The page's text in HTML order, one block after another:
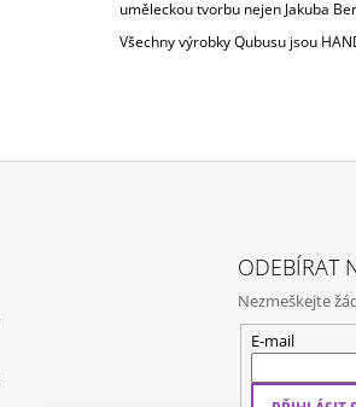
uměleckou tvorbu nejen Jakuba
Všechny výrobky Qubusu jsou
ODEBÍRAT
Nezmeškejte
E-mail